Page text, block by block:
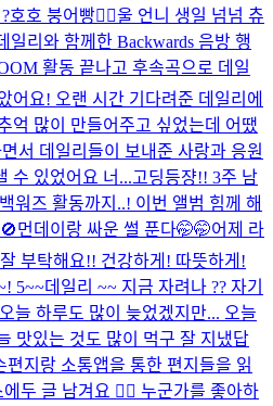
호호 붕어빵❤️‍🔥울 언니 생일 넘넘 츄
일리와 함께한 Backwards 음방 행
활동 끝나고 후속곡으로 데일
어요! 오랜 시간 기다려준 데일리에
억 많이 만들어주고 싶었는데 어땠
서 데일리들이 보내준 사랑과 응원
수 있었어요 너...고딩등쟝!! 3주 남
워즈 활동까지..! 이번 앨범 힘께 해
먼데이랑 싸운 썰 푼다🤭🤭어제 라
부탁해요!! 건강하게! 따뜻하게!
5~~데일리 ~~ 지금 자려나 ?? 자기
늘 하루도 많이 늦었겠지만... 오늘
맛있는 것도 많이 먹구 잘 지냈답
지랑 소통앱을 통한 편지들을 읽
두 글 남겨요 👍🏻 누군가를 좋아하